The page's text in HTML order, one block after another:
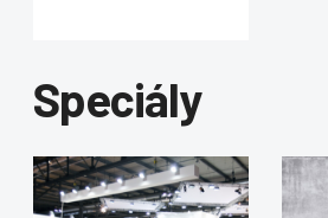
Speciály